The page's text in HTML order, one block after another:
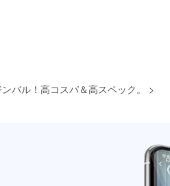
バル！高コスパ＆高スペック。
>